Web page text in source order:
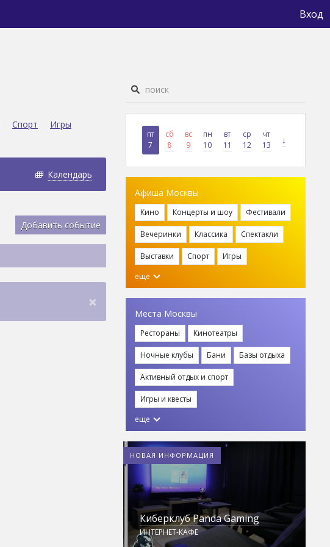
Вход
Спорт
Игры
Календарь
Добавить событие
×
пт
7
сб
8
вс
9
пн
10
вт
11
ср
12
чт
13
↓
Афиша Москвы
Кино Концерты и шоу Фестивали
Вечеринки Классика Спектакли
Выставки Спорт
Игры
еще
Места Москвы
Рестораны Кинотеатры
Ночные клубы Бани Базы отдыха
Активный отдых и спорт
Игры и квесты
еще
НОВАЯ ИНФОРМАЦИЯ
Киберклуб Panda Gaming
ИНТЕРНЕТ-КАФЕ